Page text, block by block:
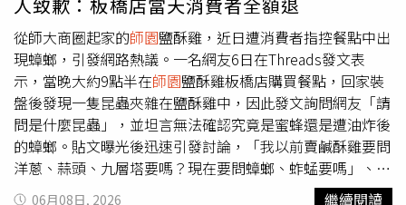
9日晚上11點多就自動把所有的訂單都關閉，造成之前做好
的所有訂單突然沒有外送員可以接單，等於全部要報廢，當
時店裡面已經打烊，剛好現場有客人仍想要買鹽酥雞，店裡
面的阿姨才說便宜賣自己選，他們也很感謝仍然願意買的顧
客，因為浪費食物很可惜，而剩下也送給辛苦的外送員。謝
富順表示，如果他當時在，絕對不會跟客人收錢，只不過現
場因為食物須報廢而一團混亂，加上門市的人員不懂線上點
餐的金流，所以希望原PO能將150元領回去。
從師大商圈起家的師園鹽酥雞，近日遭消費者指控餐點中出
現蟑螂，引發網路熱議。一名網友6日在Threads發文表
示，當晚大約9點半在師園鹽酥雞板橋店購買餐點，回家裝
盤後發現一隻昆蟲夾雜在鹽酥雞中，因此發文詢問網友「請
問是什麼昆蟲」，並坦言無法確認究竟是蜜蜂還是遭油炸後
的蟑螂。貼文曝光後迅速引發討論，「我以前賣鹹酥雞要問
洋蔥、蒜頭、九層塔要嗎？現在要問蟑螂、蚱蜢要嗎」、
「蟑螂，美洲大蟑螂，牠爬一爬掉進去油鍋被炸後撈出來，
06月08日, 2026 繼續閱讀